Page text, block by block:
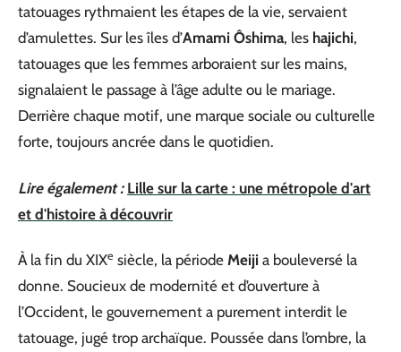
tatouages rythmaient les étapes de la vie, servaient
d’amulettes. Sur les îles d’Amami Ôshima, les hajichi,
tatouages que les femmes arboraient sur les mains,
signalaient le passage à l’âge adulte ou le mariage.
Derrière chaque motif, une marque sociale ou culturelle
forte, toujours ancrée dans le quotidien.
Lire également : Lille sur la carte : une métropole d'art
et d'histoire à découvrir
À la fin du XIXe siècle, la période Meiji a bouleversé la
donne. Soucieux de modernité et d’ouverture à
l’Occident, le gouvernement a purement interdit le
tatouage, jugé trop archaïque. Poussée dans l’ombre, la